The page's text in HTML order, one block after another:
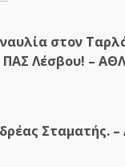
στον
Λέσβου! –
Σταματής.